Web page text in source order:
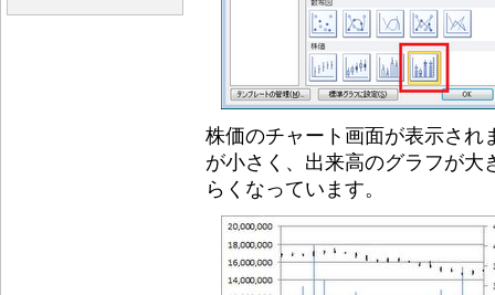
株価のチャート画面が表示され
が小さく、出来高のグラフが大
らくなっています。